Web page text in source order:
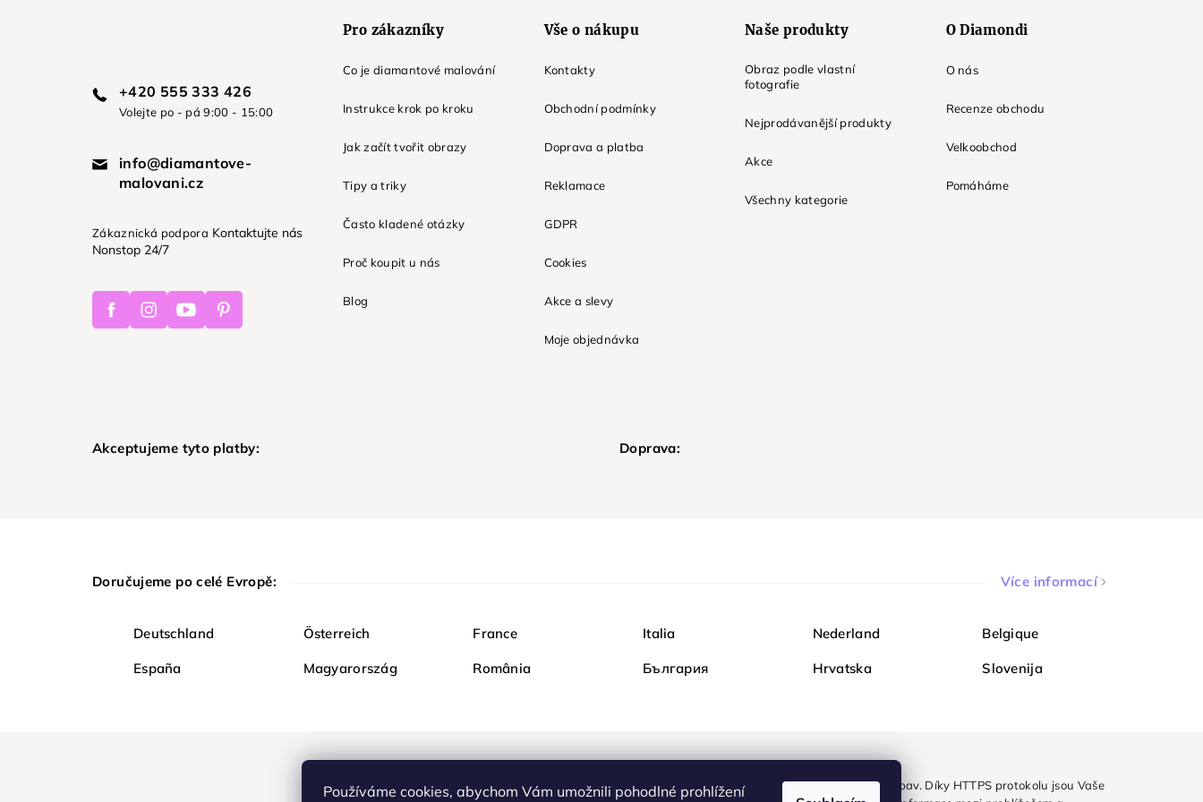
Používáme cookies, abychom Vám umožnili pohodlné prohlížení
+420 555 333 426
Volejte po - pá 9:00 - 15:00
info@diamantove-
malovani.cz
Zákaznická podpora Kontaktujte nás
Nonstop 24/7
FacebookInstagramYoutubePinterest
Pro zákazníky
Co je diamantové malování
Instrukce krok po kroku
Jak začít tvořit obrazy
Tipy a triky
Často kladené otázky
Proč koupit u nás
Blog
Vše o nákupu
Kontakty
Obchodní podmínky
Doprava a platba
Reklamace
GDPR
Cookies
Akce a slevy
Moje objednávka
Naše produkty
Obraz podle vlastní
fotografie
Nejprodávanější produkty
Akce
Všechny kategorie
O Diamondi
O nás
Recenze obchodu
Velkoobchod
Pomáháme
Akceptujeme tyto platby: Doprava:
Doručujeme po celé Evropě: Více informací
Deutschland Österreich France Italia Nederland Belgique
España Magyarország România България Hrvatska Slovenija
Nakupujte na Diamondi bezpečně a bez obav. Díky HTTPS protokolu jsou Vaše